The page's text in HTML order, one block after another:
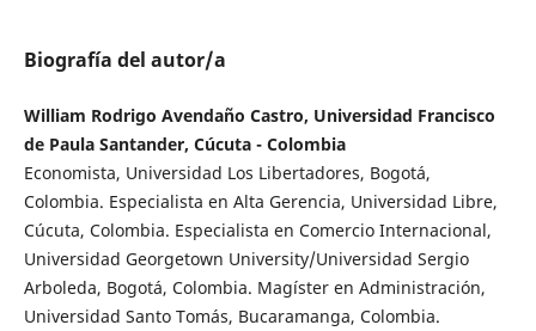
Biografía del autor/a
William Rodrigo Avendaño Castro, Universidad Francisco
de Paula Santander, Cúcuta - Colombia
Economista, Universidad Los Libertadores, Bogotá,
Colombia. Especialista en Alta Gerencia, Universidad Libre,
Cúcuta, Colombia. Especialista en Comercio Internacional,
Universidad Georgetown University/Universidad Sergio
Arboleda, Bogotá, Colombia. Magíster en Administración,
Universidad Santo Tomás, Bucaramanga, Colombia.